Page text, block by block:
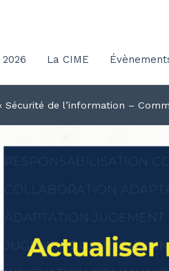
2026 La CIME
Sécurité de l’information –